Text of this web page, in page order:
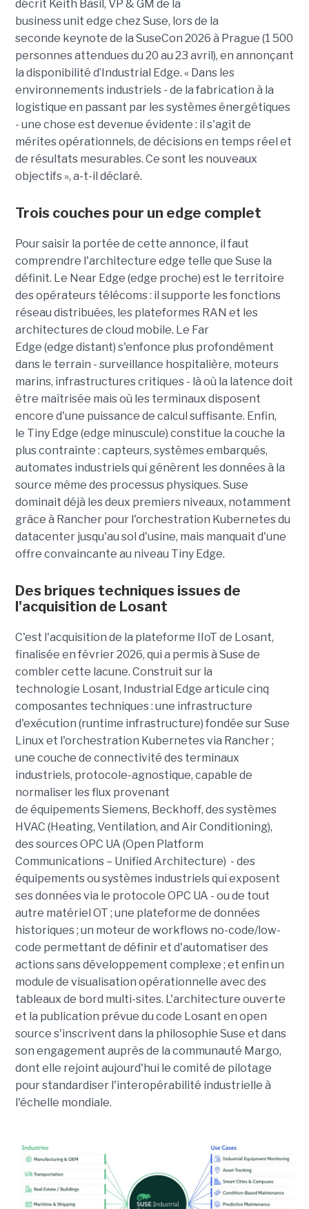
décrit Keith Basil, VP & GM de la
business unit edge chez Suse, lors de la
seconde keynote de la SuseCon 2026 à Prague (1 500
personnes attendues du 20 au 23 avril), en annonçant
la disponibilité d’Industrial Edge. « Dans les
environnements industriels - de la fabrication à la
logistique en passant par les systèmes énergétiques
- une chose est devenue évidente : il s'agit de
mérites opérationnels, de décisions en temps réel et
de résultats mesurables. Ce sont les nouveaux
objectifs », a-t-il déclaré.
Trois couches pour un edge complet
Pour saisir la portée de cette annonce, il faut
comprendre l'architecture edge telle que Suse la
définit. Le Near Edge (edge proche) est le territoire
des opérateurs télécoms : il supporte les fonctions
réseau distribuées, les plateformes RAN et les
architectures de cloud mobile. Le Far
Edge (edge distant) s'enfonce plus profondément
dans le terrain - surveillance hospitalière, moteurs
marins, infrastructures critiques - là où la latence doit
être maîtrisée mais où les terminaux disposent
encore d'une puissance de calcul suffisante. Enfin,
le Tiny Edge (edge minuscule) constitue la couche la
plus contrainte : capteurs, systèmes embarqués,
automates industriels qui génèrent les données à la
source même des processus physiques. Suse
dominait déjà les deux premiers niveaux, notamment
grâce à Rancher pour l'orchestration Kubernetes du
datacenter jusqu'au sol d'usine, mais manquait d'une
offre convaincante au niveau Tiny Edge.
Des briques techniques issues de
l'acquisition de Losant
C'est l'acquisition de la plateforme IIoT de Losant,
finalisée en février 2026, qui a permis à Suse de
combler cette lacune. Construit sur la
technologie Losant, Industrial Edge articule cinq
composantes techniques : une infrastructure
d'exécution (runtime infrastructure) fondée sur Suse
Linux et l'orchestration Kubernetes via Rancher ;
une couche de connectivité des terminaux
industriels, protocole-agnostique, capable de
normaliser les flux provenant
de équipements Siemens, Beckhoff, des systèmes
HVAC (Heating, Ventilation, and Air Conditioning),
des sources OPC UA (Open Platform
Communications – Unified Architecture) - des
équipements ou systèmes industriels qui exposent
ses données via le protocole OPC UA - ou de tout
autre matériel OT ; une plateforme de données
historiques ; un moteur de workflows no-code/low-
code permettant de définir et d'automatiser des
actions sans développement complexe ; et enfin un
module de visualisation opérationnelle avec des
tableaux de bord multi-sites. L'architecture ouverte
et la publication prévue du code Losant en open
source s'inscrivent dans la philosophie Suse et dans
son engagement auprès de la communauté Margo,
dont elle rejoint aujourd'hui le comité de pilotage
pour standardiser l'interopérabilité industrielle à
l'échelle mondiale.